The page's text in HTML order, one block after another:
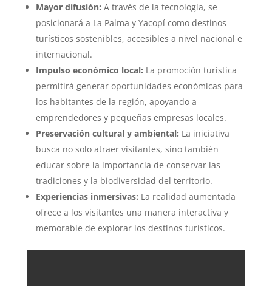
Mayor difusión: A través de la tecnología, se
posicionará a La Palma y Yacopí como destinos
turísticos sostenibles, accesibles a nivel nacional e
internacional.
Impulso económico local: La promoción turística
permitirá generar oportunidades económicas para
los habitantes de la región, apoyando a
emprendedores y pequeñas empresas locales.
Preservación cultural y ambiental: La iniciativa
busca no solo atraer visitantes, sino también
educar sobre la importancia de conservar las
tradiciones y la biodiversidad del territorio.
Experiencias inmersivas: La realidad aumentada
ofrece a los visitantes una manera interactiva y
memorable de explorar los destinos turísticos.